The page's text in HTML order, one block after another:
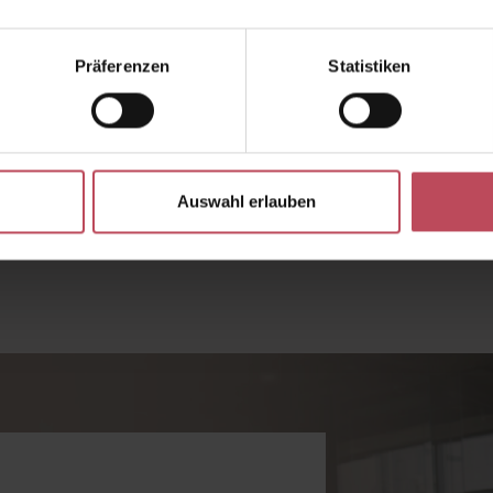
Präferenzen Statistiken
Auswahl erlauben
den gewünschten Wert ein oder